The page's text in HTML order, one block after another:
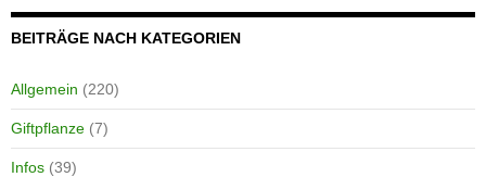
BEITRÄGE NACH KATEGORIEN
Allgemein (220)
Giftpflanze (7)
Infos (39)